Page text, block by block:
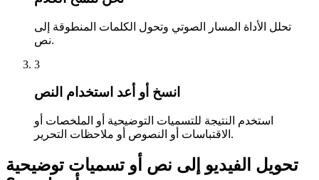
تحلل الأداة المسار الصوتي وتحول الكلمات المنطوقة إلى
نص.
3
انسخ أو أعد استخدام النص
استخدم النتيجة للتسميات التوضيحية أو الملخصات أو
الاقتباسات أو النصوص أو ملاحظات التحرير.
تحويل الفيديو إلى نص أو تسميات توضيحية